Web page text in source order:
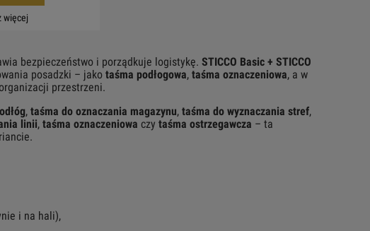
więcej
bezpieczeństwo i porządkuje logistykę. STICCO Basic + STICCO
posadzki – jako taśma podłogowa, taśma oznaczeniowa, a w
przestrzeni.
, taśma do oznaczania magazynu, taśma do wyznaczania stref,
linii, taśma oznaczeniowa czy taśma ostrzegawcza – ta
i na hali),